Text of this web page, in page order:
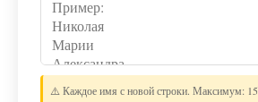
⚠️ Каждое имя с новой строки. Максимум: 15